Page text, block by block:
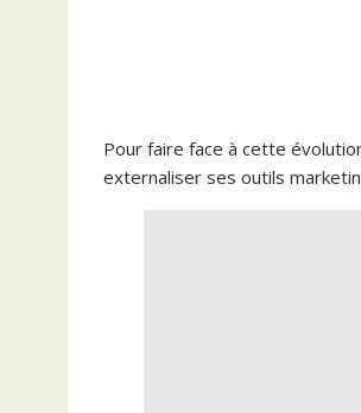
Pour faire face à cette
externaliser ses outils